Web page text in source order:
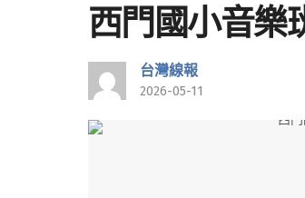
西門國小音樂
台灣線報
2026-05-11